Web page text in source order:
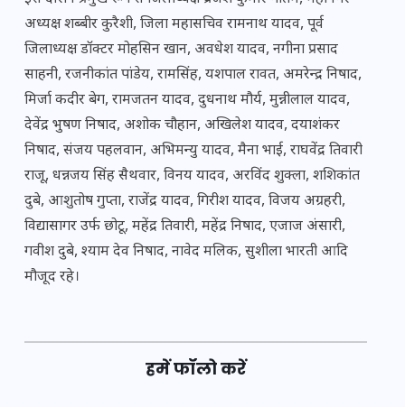
अध्यक्ष शब्बीर कुरैशी, जिला महासचिव रामनाथ यादव, पूर्व
जिलाध्यक्ष डॉक्टर मोहसिन खान, अवधेश यादव, नगीना प्रसाद
साहनी, रजनीकांत पांडेय, रामसिंह, यशपाल रावत, अमरेन्द्र निषाद,
मिर्जा कदीर बेग, रामजतन यादव, दुधनाथ मौर्य, मुन्नीलाल यादव,
देवेंद्र भुषण निषाद, अशोक चौहान, अखिलेश यादव, दयाशंकर
निषाद, संजय पहलवान, अभिमन्यु यादव, मैना भाई, राघवेंद्र तिवारी
राजू, धन्नजय सिंह सैथवार, विनय यादव, अरविंद शुक्ला, शशिकांत
दुबे, आशुतोष गुप्ता, राजेंद्र यादव, गिरीश यादव, विजय अग्रहरी,
विद्यासागर उर्फ छोटू, महेंद्र तिवारी, महेंद्र निषाद, एजाज अंसारी,
गवीश दुबे, श्याम देव निषाद, नावेद मलिक, सुशीला भारती आदि
मौजूद रहे।
हमें फॉलो करें